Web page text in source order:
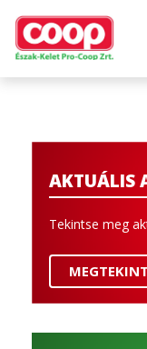
AKTUÁLIS
Tekintse meg